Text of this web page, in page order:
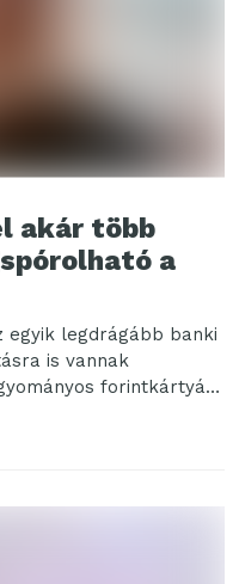
akár több
a
egyik legdrágább banki
is vannak
forintkártyás